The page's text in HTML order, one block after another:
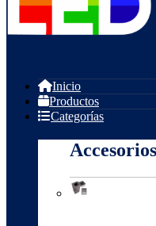
Inicio
Productos
Categorías